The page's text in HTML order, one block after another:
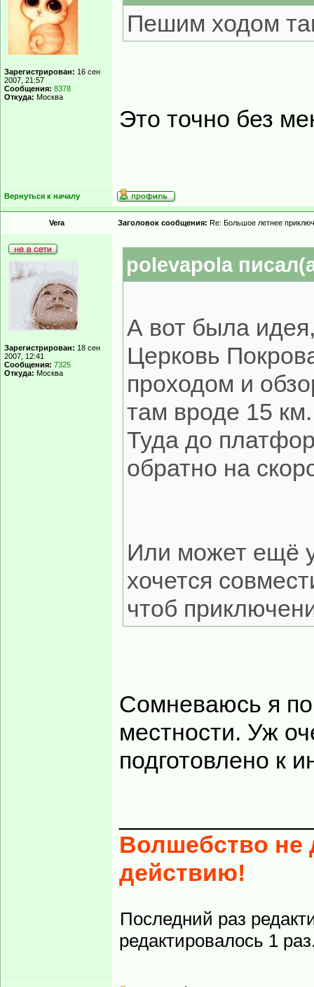
Зарегистрирован: 16 сен
2007, 21:57
Сообщения: 8378
Откуда: Москва
Пешим ходом
Это точно без
Вернуться к началу
Vera Заголовок сообщения: Re: Большое летнее
Зарегистрирован: 18 сен
2007, 12:41
Сообщения: 7325
Откуда: Москва
polevapola
А вот была
Церковь
проходом и
там вроде 15
Туда до
обратно на
Или может ещё
хочется
чтоб
Сомневаюсь я по
местности. Уж
подготовлено к
Волшебство не
действию!
Последний раз
редактировалось 1